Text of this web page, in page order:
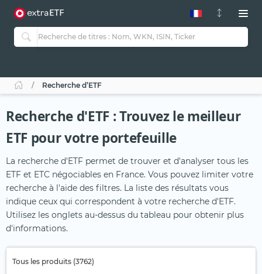
Recherche d’ETF
Recherche d'ETF : Trouvez le meilleur
ETF pour votre portefeuille
La recherche d'ETF permet de trouver et d'analyser tous les
ETF et ETC négociables en France. Vous pouvez limiter votre
recherche à l'aide des filtres. La liste des résultats vous
indique ceux qui correspondent à votre recherche d'ETF.
Utilisez les onglets au-dessus du tableau pour obtenir plus
d'informations.
Tous les produits (3762)